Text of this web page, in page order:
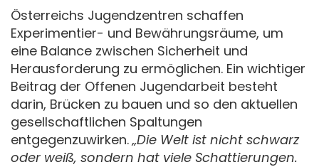
Österreichs Jugendzentren schaffen
Experimentier- und Bewährungsräume, um
eine Balance zwischen Sicherheit und
Herausforderung zu ermöglichen. Ein wichtiger
Beitrag der Offenen Jugendarbeit besteht
darin, Brücken zu bauen und so den aktuellen
gesellschaftlichen Spaltungen
entgegenzuwirken.„Die Welt ist nicht schwarz
oder weiß, sondern hat viele Schattierungen.